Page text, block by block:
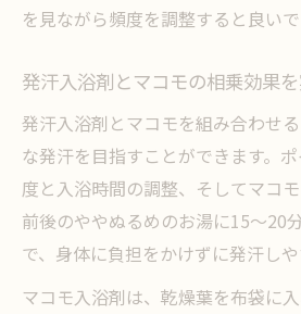
を見ながら頻度を調整すると良いで
発汗入浴剤とマコモの相乗効果
発汗入浴剤とマコモを組み合わせ
な発汗を目指すことができます。
度と入浴時間の調整、そしてマコ
前後のややぬるめのお湯に15〜20
で、身体に負担をかけずに発汗しや
マコモ入浴剤は、乾燥葉を布袋に